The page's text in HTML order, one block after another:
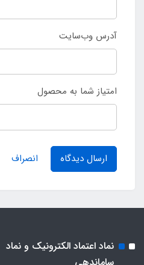
آدرس وب‌سایت
امتیاز شما به محصول
ارسال دیدگاه انصراف
نماد اعتماد الکترونیک و نماد